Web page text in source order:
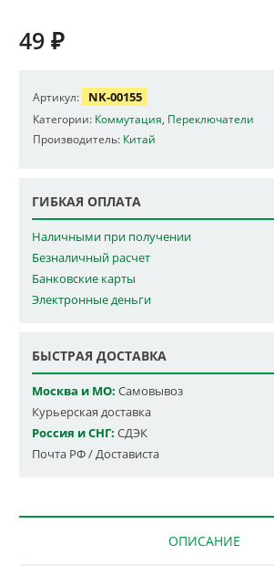
49 ₽
Артикул: NK-00155
Категории: Коммутация Переключатели
Производитель: Китай
ГИБКАЯ ОПЛАТА
Наличными при получении
Безналичный расчет
Банковские карты
Электронные деньги
БЫСТРАЯ ДОСТАВКА
Москва и МО: Самовывоз
Курьерская доставка
Россия и СНГ: СДЭК
Почта РФ / Достависта
ОПИСАНИЕ